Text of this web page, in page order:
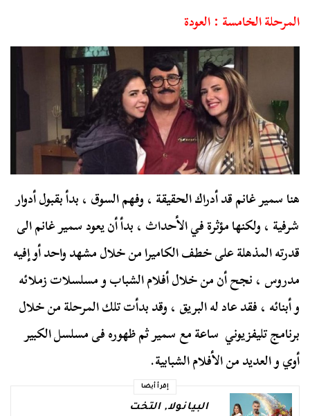
المرحلة الخامسة : العودة
هنا سمير غانم قد أدراك الحقيقة ، وفهم السوق ، بدأ بقبول أدوار
شرفية ، ولكنها مؤثرة في الأحداث ، بدأ أن يعود سمير غانم الى
قدرته المذهلة على خطف الكاميرا من خلال مشهد واحد أو إفيه
مدروس ، نجح أن من خلال أفلام الشباب و مسلسلات زملائه
و أبنائه ، فقد عاد له البريق ، وقد بدأت تلك المرحلة من خلال
برنامج تليفزيوني ساعة مع سمير ثم ظهوره فى مسلسل الكبير
أوي و العديد من الأفلام الشبابية.
إقرأ أيضا
البيانولا,التخت